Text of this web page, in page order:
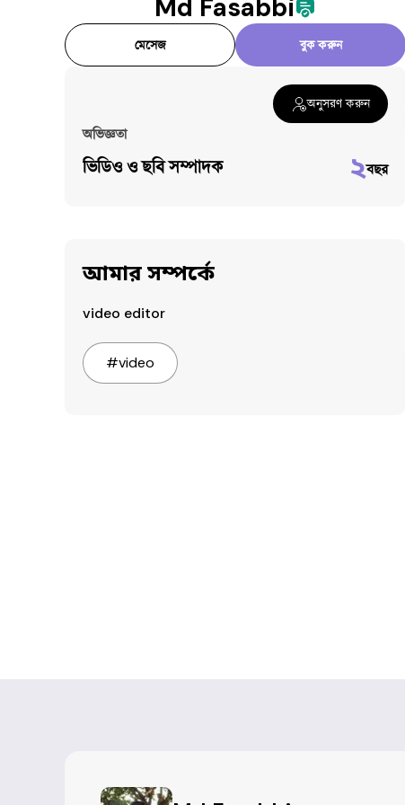
Md Fasabbi
মেসেজ বুক করুন
অনুসরণ করুন
অভিজ্ঞতা
ভিডিও ও ছবি সম্পাদক ২বছর
আমার সম্পর্কে
video editor
#video